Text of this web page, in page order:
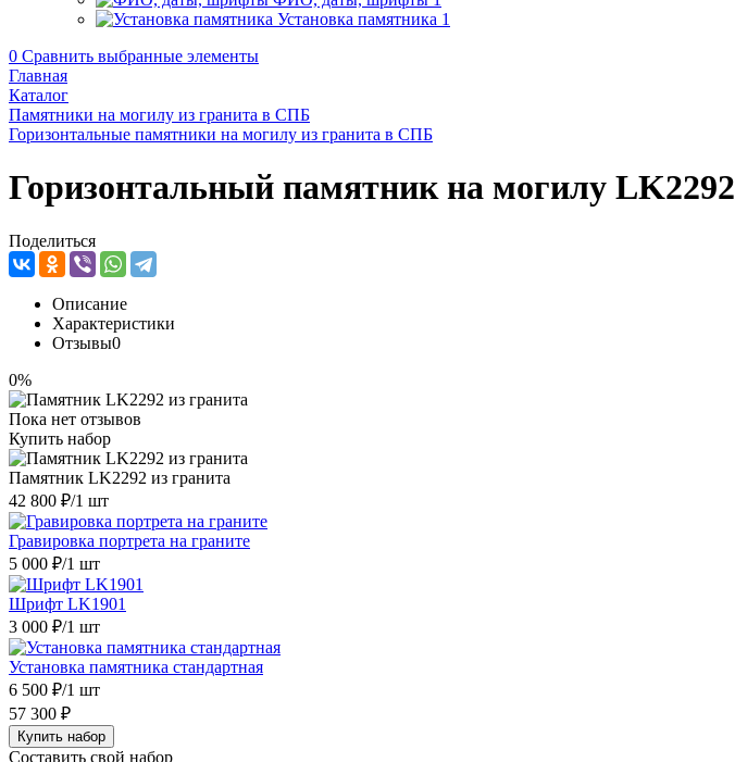
Установка памятника 1
0 Сравнить выбранные элементы
Главная
Каталог
Памятники на могилу из гранита в СПБ
Горизонтальные памятники на могилу из гранита в СПБ
Горизонтальный памятник на могилу LK2292
Поделиться
Описание
Характеристики
Отзывы0
0%
Пока нет отзывов
Купить набор
Памятник LK2292 из гранита
42 800 ₽/1 шт
Гравировка портрета на граните
5 000 ₽/1 шт
Шрифт LK1901
3 000 ₽/1 шт
Установка памятника стандартная
6 500 ₽/1 шт
57 300 ₽
Купить набор
Составить свой набор